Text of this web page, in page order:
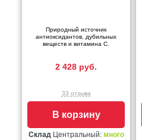
Природный источник
антиоксидантов, дубильных
веществ и витамина С.
2 428 руб.
33 отзыва
В корзину
Склад Центральный: много